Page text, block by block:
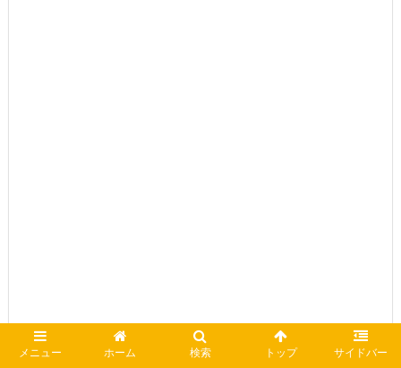
メニュー ホーム 検索 トップ サイドバー